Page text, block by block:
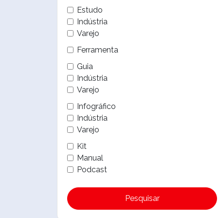
Estudo
Indústria
Varejo
Ferramenta
Guia
Indústria
Varejo
Infográfico
Indústria
Varejo
Kit
Manual
Podcast
Pesquisar